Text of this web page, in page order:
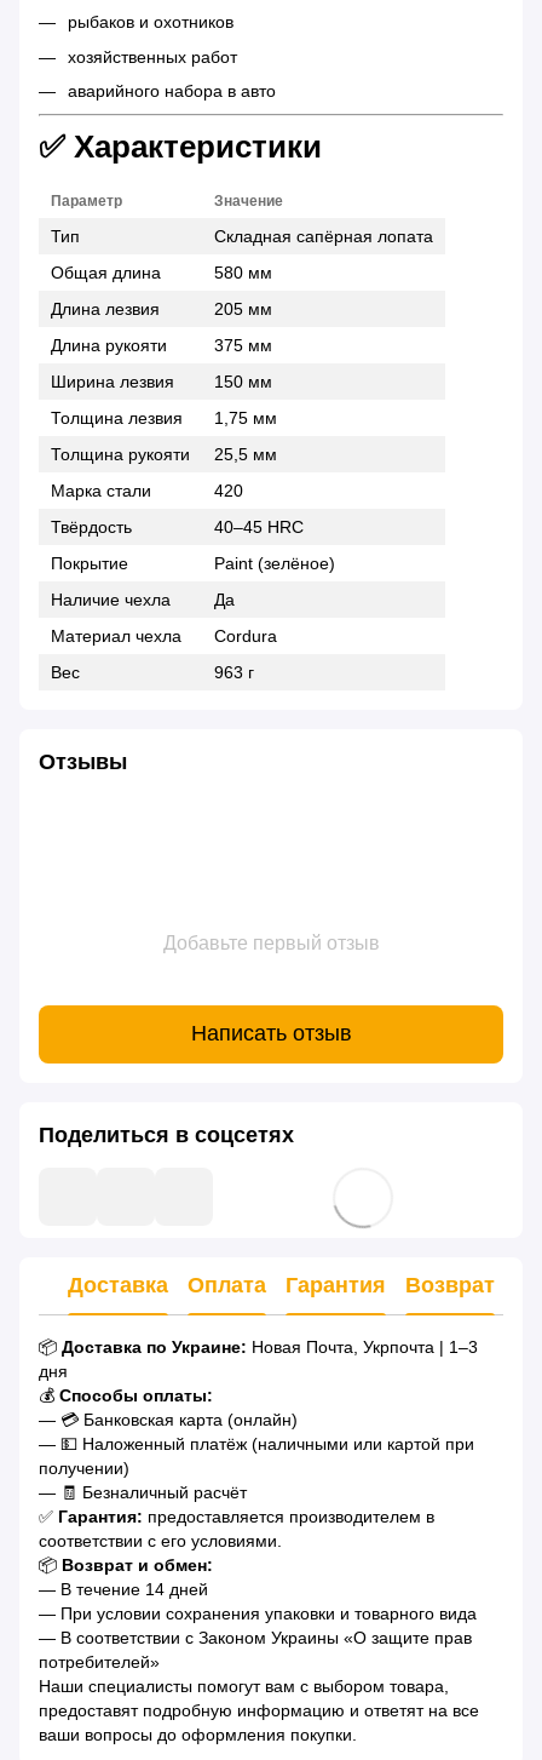
рыбаков и охотников
хозяйственных работ
аварийного набора в авто
✅ Характеристики
Параметр Значение
Тип
Складная сапёрная лопата
Общая длина
580 мм
Длина лезвия
205 мм
Длина рукояти
375 мм
Ширина лезвия
150 мм
Толщина лезвия
1,75 мм
Толщина рукояти
25,5 мм
Марка стали
420
Твёрдость
40–45 HRC
Покрытие
Paint (зелёное)
Наличие чехла
Да
Материал чехла
Cordura
Вес
963 г
Отзывы
Добавьте первый отзыв
Написать отзыв
Поделиться в соцсетях
Доставка Оплата Гарантия Возврат
📦 Доставка по Украине: Новая Почта, Укрпочта | 1–3
дня
💰 Способы оплаты:
— 💳 Банковская карта (онлайн)
— 💵 Наложенный платёж (наличными или картой при
получении)
— 🧾 Безналичный расчёт
✅ Гарантия: предоставляется производителем в
соответствии с его условиями.
📦 Возврат и обмен:
— В течение 14 дней
— При условии сохранения упаковки и товарного вида
— В соответствии с Законом Украины «О защите прав
потребителей»
Наши специалисты помогут вам с выбором товара,
предоставят подробную информацию и ответят на все
ваши вопросы до оформления покупки.